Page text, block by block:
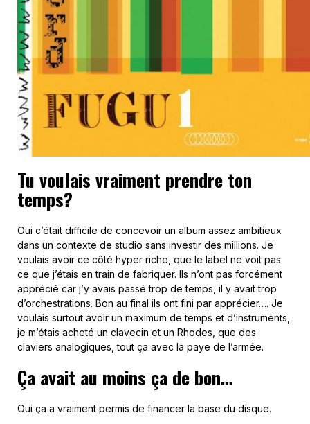
Tu voulais vraiment prendre ton
temps?
Oui c’était difficile de concevoir un album assez ambitieux
dans un contexte de studio sans investir des millions. Je
voulais avoir ce côté hyper riche, que le label ne voit pas
ce que j’étais en train de fabriquer. Ils n’ont pas forcément
apprécié car j’y avais passé trop de temps, il y avait trop
d’orchestrations. Bon au final ils ont fini par apprécier…. Je
voulais surtout avoir un maximum de temps et d’instruments,
je m’étais acheté un clavecin et un Rhodes, que des
claviers analogiques, tout ça avec la paye de l’armée.
Ça avait au moins ça de bon…
Oui ça a vraiment permis de financer la base du disque.